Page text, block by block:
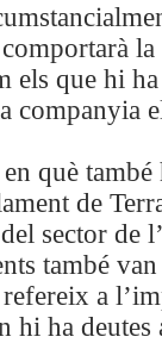
els que hi
companyia
què
de
sector de
també
a
hi ha